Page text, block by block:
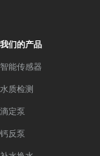
我们的产品
智能传感器
水质检测
滴定泵
钙反泵